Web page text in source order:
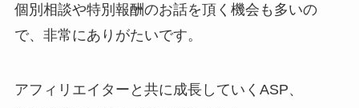
個別相談や特別報酬のお話を頂く機会も多いの
で、非常にありがたいです。
アフィリエイターと共に成長していくASP、